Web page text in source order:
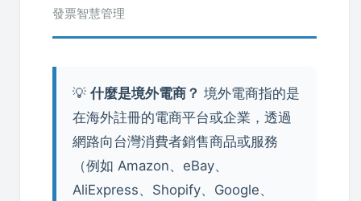
發票智慧管理
💡 什麼是境外電商？ 境外電商指的是
在海外註冊的電商平台或企業，透過
網路向台灣消費者銷售商品或服務
（例如 Amazon、eBay、
AliExpress、Shopify、Google、